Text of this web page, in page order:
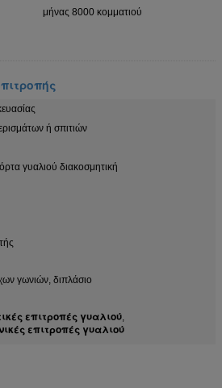
μήνας 8000 κομματιού
ή σπιτιών
γυαλιού διακοσμητική
γωνιών, διπλάσιο
επιτροπές γυαλιού,
επιτροπές γυαλιού